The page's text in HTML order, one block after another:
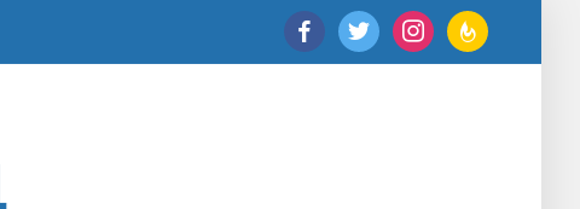
facebooktwitter instagramfeedburner